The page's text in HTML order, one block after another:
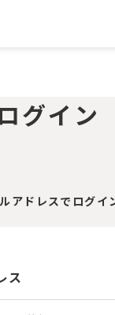
ログイン
アドレスでログイ
ス